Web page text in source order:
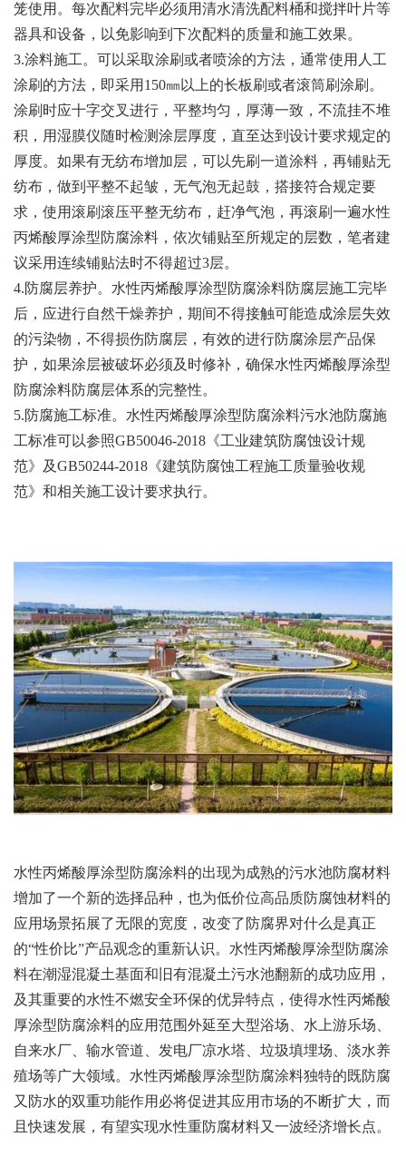
笼使用。每次配料完毕必须用清水清洗配料桶和搅拌叶片等
器具和设备，以免影响到下次配料的质量和施工效果。
3.涂料施工。可以采取涂刷或者喷涂的方法，通常使用人工
涂刷的方法，即采用150㎜以上的长板刷或者滚筒刷涂刷。
涂刷时应十字交叉进行，平整均匀，厚薄一致，不流挂不堆
积，用湿膜仪随时检测涂层厚度，直至达到设计要求规定的
厚度。如果有无纺布增加层，可以先刷一道涂料，再铺贴无
纺布，做到平整不起皱，无气泡无起鼓，搭接符合规定要
求，使用滚刷滚压平整无纺布，赶净气泡，再滚刷一遍水性
丙烯酸厚涂型防腐涂料，依次铺贴至所规定的层数，笔者建
议采用连续铺贴法时不得超过3层。
4.防腐层养护。水性丙烯酸厚涂型防腐涂料防腐层施工完毕
后，应进行自然干燥养护，期间不得接触可能造成涂层失效
的污染物，不得损伤防腐层，有效的进行防腐涂层产品保
护，如果涂层被破坏必须及时修补，确保水性丙烯酸厚涂型
防腐涂料防腐层体系的完整性。
5.防腐施工标准。水性丙烯酸厚涂型防腐涂料污水池防腐施
工标准可以参照GB50046-2018《工业建筑防腐蚀设计规
范》及GB50244-2018《建筑防腐蚀工程施工质量验收规
范》和相关施工设计要求执行。
水性丙烯酸厚涂型防腐涂料的出现为成熟的污水池防腐材料
增加了一个新的选择品种，也为低价位高品质防腐蚀材料的
应用场景拓展了无限的宽度，改变了防腐界对什么是真正
的“性价比”产品观念的重新认识。水性丙烯酸厚涂型防腐涂
料在潮湿混凝土基面和旧有混凝土污水池翻新的成功应用，
及其重要的水性不燃安全环保的优异特点，使得水性丙烯酸
厚涂型防腐涂料的应用范围外延至大型浴场、水上游乐场、
自来水厂、输水管道、发电厂凉水塔、垃圾填埋场、淡水养
殖场等广大领域。水性丙烯酸厚涂型防腐涂料独特的既防腐
又防水的双重功能作用必将促进其应用市场的不断扩大，而
且快速发展，有望实现水性重防腐材料又一波经济增长点。